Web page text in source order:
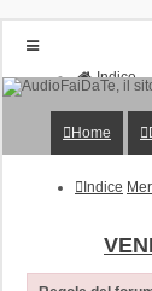
Indice
Home
FAQ
Posts
Home
Home
Indice